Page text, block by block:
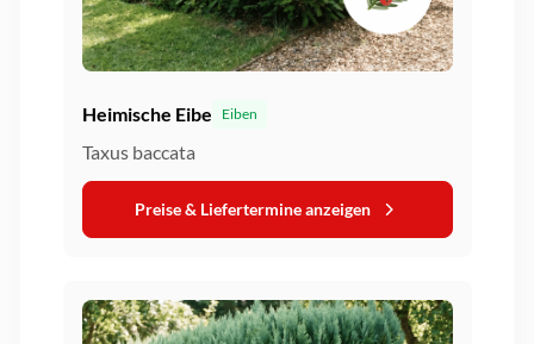
Heimische Eibe Eiben
Taxus baccata
Preise & Liefertermine anzeigen